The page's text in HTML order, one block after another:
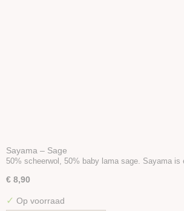
Sayama – Sage
50% scheerwol, 50% baby lama sage. Sayama is
€ 8,90
✓ Op voorraad